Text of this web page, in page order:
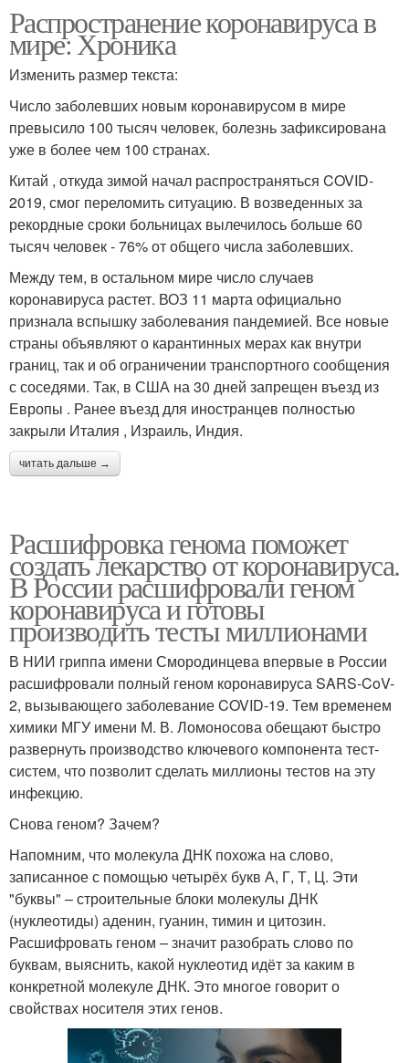
Распространение коронавируса в
мире: Хроника
Изменить размер текста:
Число заболевших новым коронавирусом в мире
превысило 100 тысяч человек, болезнь зафиксирована
уже в более чем 100 странах.
Китай , откуда зимой начал распространяться COVID-
2019, смог переломить ситуацию. В возведенных за
рекордные сроки больницах вылечилось больше 60
тысяч человек - 76% от общего числа заболевших.
Между тем, в остальном мире число случаев
коронавируса растет. ВОЗ 11 марта официально
признала вспышку заболевания пандемией. Все новые
страны объявляют о карантинных мерах как внутри
границ, так и об ограничении транспортного сообщения
с соседями. Так, в США на 30 дней запрещен въезд из
Европы . Ранее въезд для иностранцев полностью
закрыли Италия , Израиль, Индия.
читать дальше →
Расшифровка генома поможет
создать лекарство от коронавируса.
В России расшифровали геном
коронавируса и готовы
производить тесты миллионами
В НИИ гриппа имени Смородинцева впервые в России
расшифровали полный геном коронавируса SARS-CoV-
2, вызывающего заболевание COVID-19. Тем временем
химики МГУ имени М. В. Ломоносова обещают быстро
развернуть производство ключевого компонента тест-
систем, что позволит сделать миллионы тестов на эту
инфекцию.
Снова геном? Зачем?
Напомним, что молекула ДНК похожа на слово,
записанное с помощью четырёх букв А, Г, Т, Ц. Эти
"буквы" – строительные блоки молекулы ДНК
(нуклеотиды) аденин, гуанин, тимин и цитозин.
Расшифровать геном – значит разобрать слово по
буквам, выяснить, какой нуклеотид идёт за каким в
конкретной молекуле ДНК. Это многое говорит о
свойствах носителя этих генов.